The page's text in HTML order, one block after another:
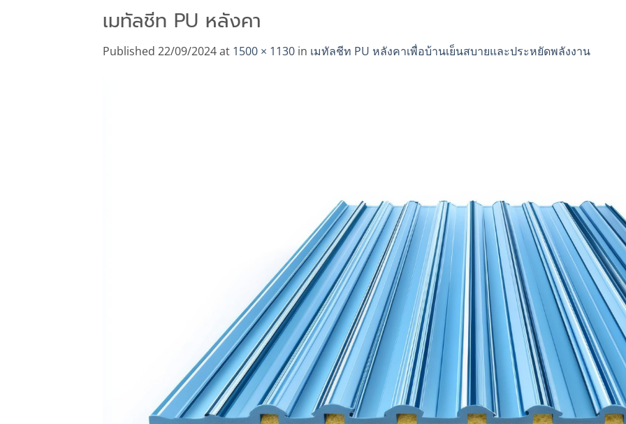
เมทัลชีท PU หลังคา
Published 22/09/2024at 1500 × 1130 in เมทัลชีท PU หลังคาเพื่อบ้านเย็นสบายและประหยัดพลังงาน